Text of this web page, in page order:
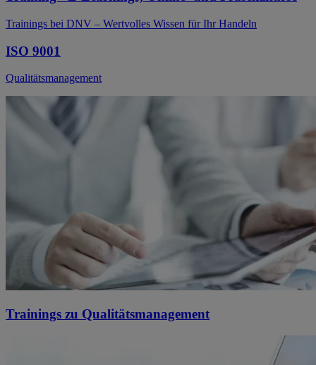
Trainings bei DNV – Wertvolles Wissen für Ihr Handeln
ISO 9001
Qualitätsmanagement
Trainings zu Qualitätsmanagement